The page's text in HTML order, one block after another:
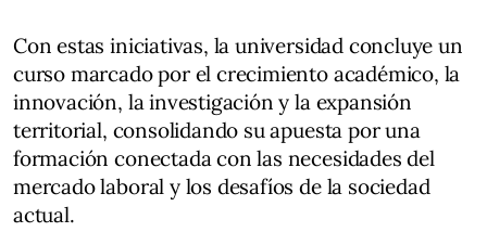
Con estas iniciativas, la universidad concluye un
curso marcado por el crecimiento académico, la
innovación, la investigación y la expansión
territorial, consolidando su apuesta por una
formación conectada con las necesidades del
mercado laboral y los desafíos de la sociedad
actual.